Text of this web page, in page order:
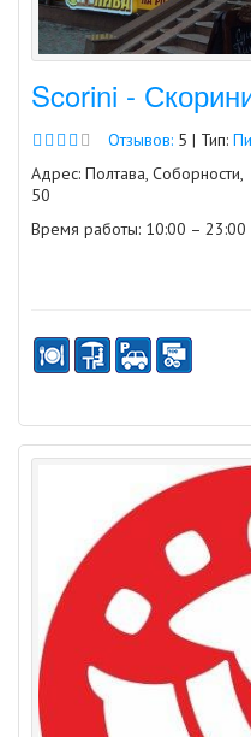
Scorini -
Отзывов: 5 | Тип:
Адрес: Полтава, Соборности,
50
Время работы: 10:00 – 23:00